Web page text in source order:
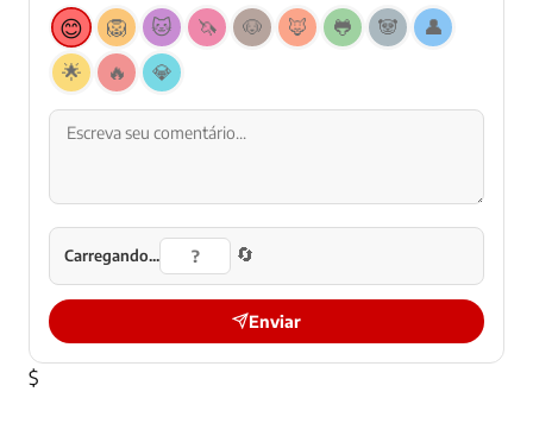
😊 🦁 🐱 🦄 🐶 🦊 🐸 🐼
👤
🌟
🔥 💎
Carregando... 🔄
Enviar
$